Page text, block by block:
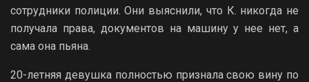
сотрудники полиции. Они выяснили, что К. никогда не
получала права, документов на машину у нее нет, а
сама она пьяна.
20-летняя девушка полностью признала свою вину по